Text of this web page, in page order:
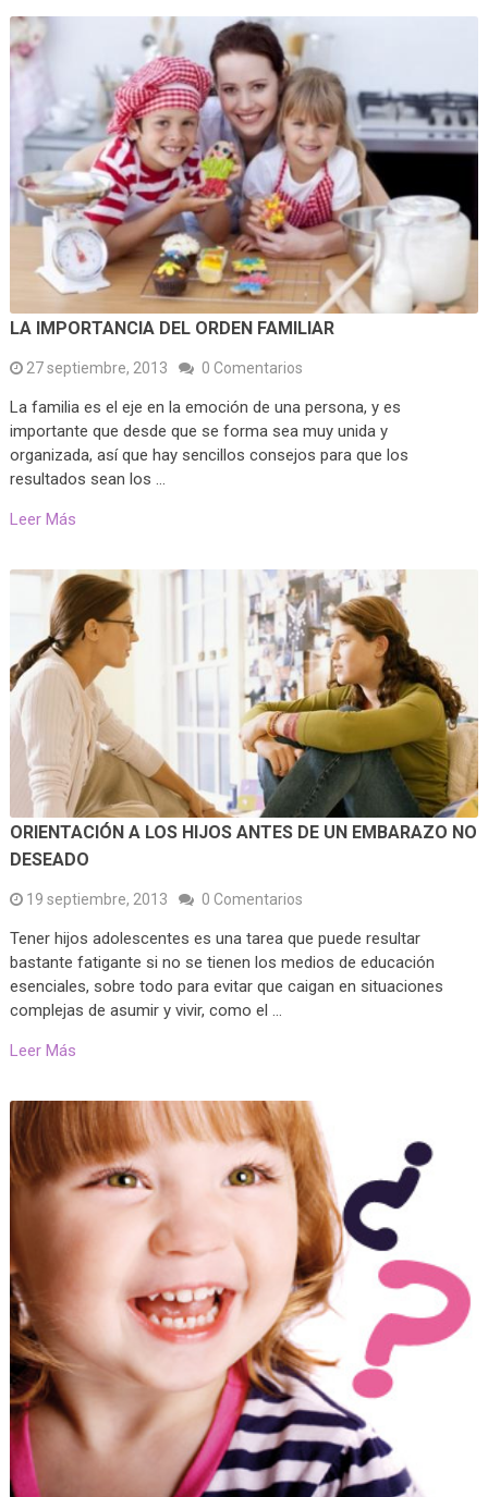
LA IMPORTANCIA DEL ORDEN FAMILIAR
27 septiembre, 2013 0 Comentarios
La familia es el eje en la emoción de una persona, y es
importante que desde que se forma sea muy unida y
organizada, así que hay sencillos consejos para que los
resultados sean los …
Leer Más
ORIENTACIÓN A LOS HIJOS ANTES DE UN EMBARAZO NO
DESEADO
19 septiembre, 2013 0 Comentarios
Tener hijos adolescentes es una tarea que puede resultar
bastante fatigante si no se tienen los medios de educación
esenciales, sobre todo para evitar que caigan en situaciones
complejas de asumir y vivir, como el …
Leer Más